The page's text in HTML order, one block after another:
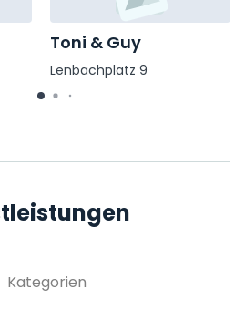
Toni & Guy
Lenbachplatz 9
Kategorien